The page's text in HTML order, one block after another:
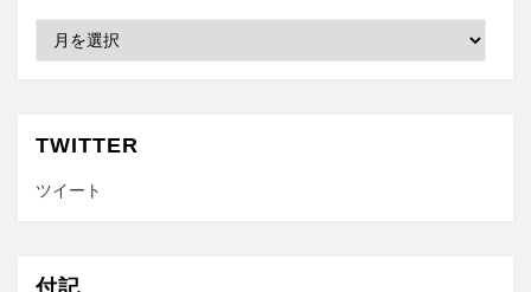
ブ
TWITTER
ツイート
付記